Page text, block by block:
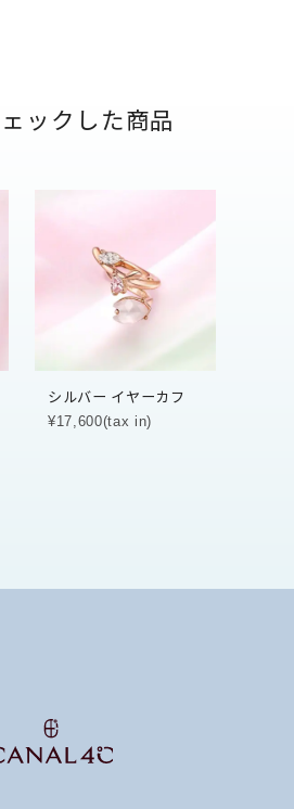
ックした商品
シルバー イヤーカフ
¥17,600(tax in)